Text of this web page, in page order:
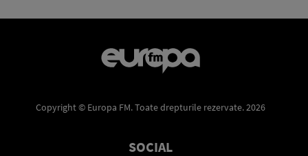
Copyright © Europa FM. Toate drepturile rezervate. 2026
SOCIAL